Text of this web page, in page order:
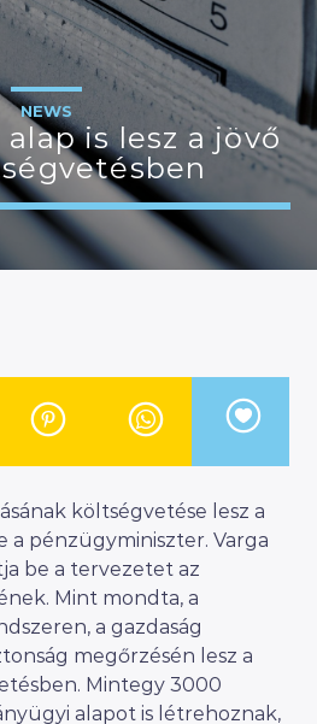
NEWS
is lesz a jövő
költségvetése lesz a
a pénzügyminiszter. Varga
be a tervezetet az
Mint mondta, a
a gazdaság
megőrzésén lesz a
Mintegy 3000
alapot is létrehoznak,